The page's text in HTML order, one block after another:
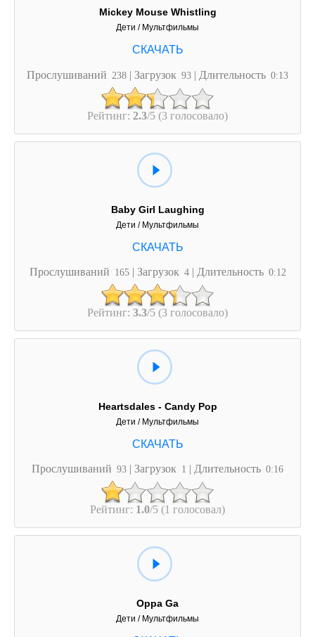
Mickey Mouse Whistling
Дети / Мультфильмы
Прослушиваний 238 | Загрузок 93 | Длительность 0:13
Рейтинг: 2.3/5 (3 голосовало)
Baby Girl Laughing
Дети / Мультфильмы
Прослушиваний 165 | Загрузок 4 | Длительность 0:12
Рейтинг: 3.3/5 (3 голосовало)
Heartsdales - Candy Pop
Дети / Мультфильмы
Прослушиваний 93 | Загрузок 1 | Длительность 0:16
Рейтинг: 1.0/5 (1 голосовал)
Oppa Ga
Дети / Мультфильмы